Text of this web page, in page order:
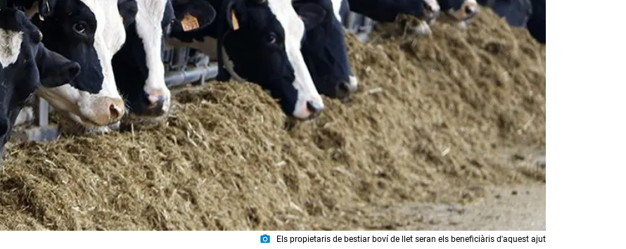
photo_camera Els propietaris de bestiar boví de llet seran els beneficiàris d'aquest ajut